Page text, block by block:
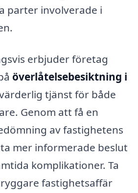
parter involverade i
erbjuder företag
överlåtelsebesiktning i
tjänst för både
Genom att få en
av fastighetens
mer informerade beslut
komplikationer. Ta
fastighetsaffär